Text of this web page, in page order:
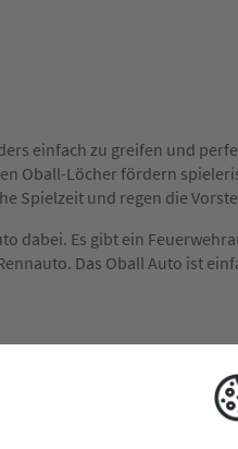
einfach zu greifen und
Oball-Löcher fördern
Spielzeit und regen die
dabei. Es gibt ein
Das Oball Auto ist